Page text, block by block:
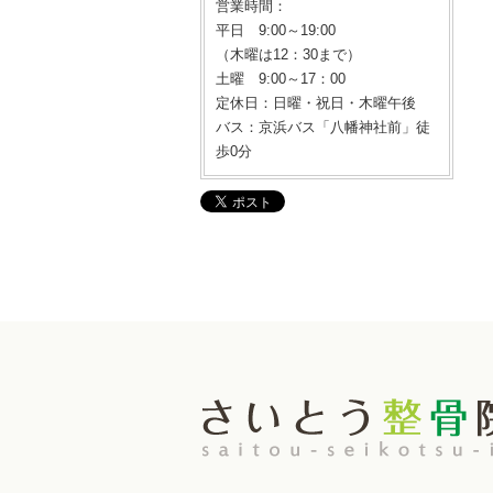
営業時間：
平日 9:00～19:00
（木曜は12：30まで）
土曜 9:00～17：00
定休日：日曜・祝日・木曜午後
バス：京浜バス「八幡神社前」徒
歩0分